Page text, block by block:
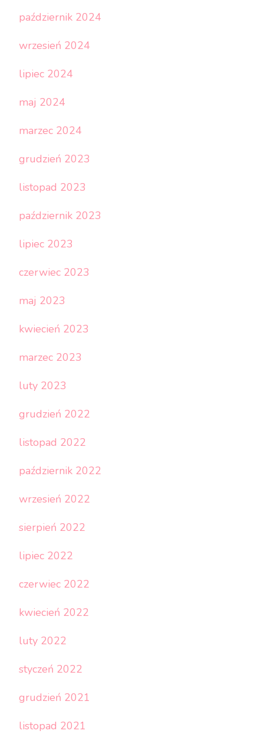
październik 2024
wrzesień 2024
lipiec 2024
maj 2024
marzec 2024
grudzień 2023
listopad 2023
październik 2023
lipiec 2023
czerwiec 2023
maj 2023
kwiecień 2023
marzec 2023
luty 2023
grudzień 2022
listopad 2022
październik 2022
wrzesień 2022
sierpień 2022
lipiec 2022
czerwiec 2022
kwiecień 2022
luty 2022
styczeń 2022
grudzień 2021
listopad 2021